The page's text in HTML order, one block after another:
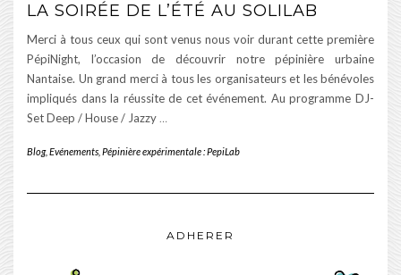
LA SOIRÉE DE L’ÉTÉ AU SOLILAB
Merci à tous ceux qui sont venus nous voir durant cette première
PépiNight, l’occasion de découvrir notre pépinière urbaine
Nantaise. Un grand merci à tous les organisateurs et les bénévoles
impliqués dans la réussite de cet événement. Au programme DJ-
Set Deep / House / Jazzy…
Blog, Evénements Pépinière expérimentale : PepiLab
ADHERER